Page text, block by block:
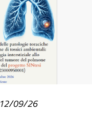
09/26